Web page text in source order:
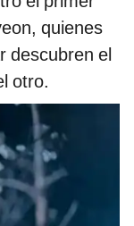
quienes
descubren el
otro.